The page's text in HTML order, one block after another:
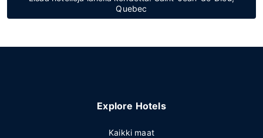
Quebec
Explore Hotels
Kaikki maat